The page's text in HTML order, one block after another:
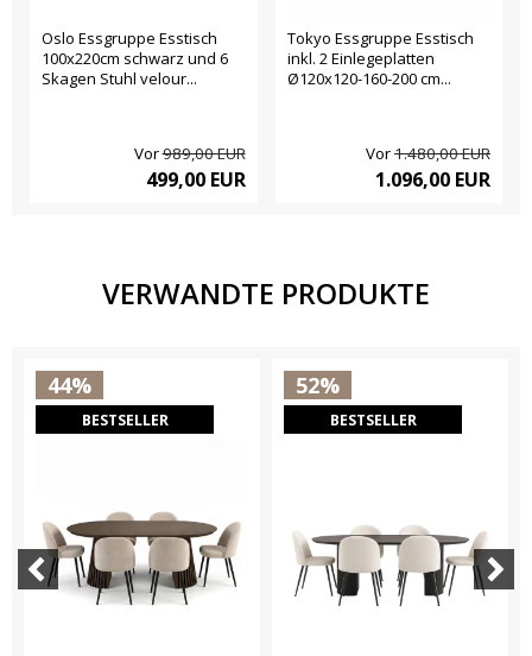
Oslo Essgruppe Esstisch
100x220cm schwarz und 6
Skagen Stuhl velour...
Vor989,00 EUR
499,00 EUR
Tokyo Essgruppe Esstisch
inkl. 2 Einlegeplatten
Ø120x120-160-200 cm...
Vor1.480,00 EUR
1.096,00 EUR
VERWANDTE PRODUKTE
44%
BESTSELLER
52%
BESTSELLER